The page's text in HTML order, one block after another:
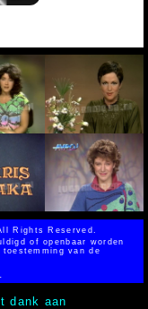
Rights Reserved.
of openbaar worden
van de
dank aan